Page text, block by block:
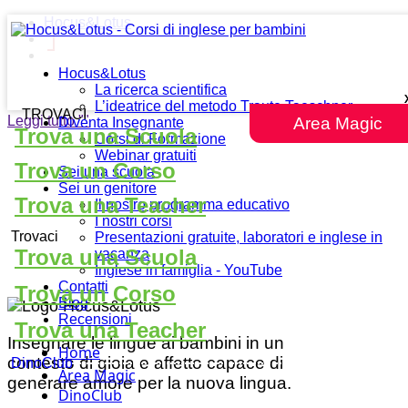
Hocus&Lotus
La ricerca scientifica
L’ideatrice del metodo Traute Taeschner
Diventa Insegnante
Corsi di Formazione
Webinar gratuiti
Sei una scuola
Sei un genitore
Il nostro programma educativo
I nostri corsi
Presentazioni gratuite, laboratori e inglese in
vacanza
Inglese in famiglia - YouTube
Contatti
Blog
Recensioni
Home
Area Magic
DinoClub
Area Magic
TROVACI
Trova una Scuola
Trova un Corso
Trova una Teacher
Trovaci
Trova una Scuola
Trova un Corso
Trova una Teacher
DinoClub
Hocus&Lotus
Leggi tutto""
Insegnare le lingue ai bambini in un
contesto di gioia e affetto capace di
generare amore per la nuova lingua.